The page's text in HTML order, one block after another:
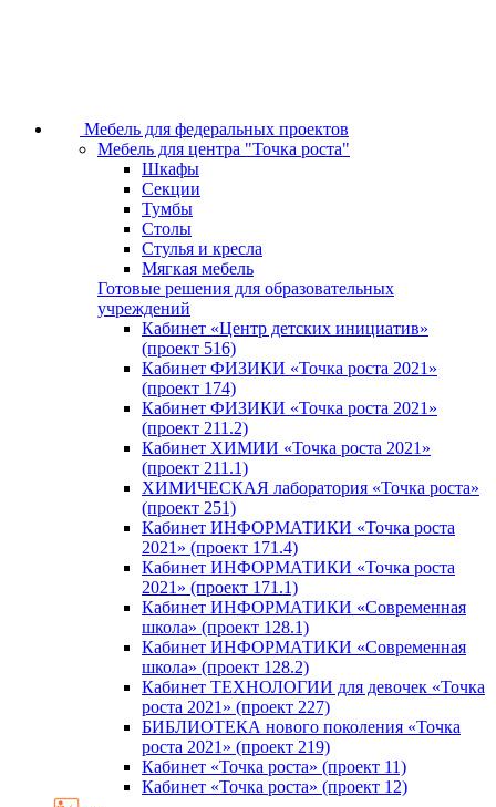
Мебель для федеральных проектов
Мебель для центра "Точка роста"
Шкафы
Секции
Тумбы
Столы
Стулья и кресла
Мягкая мебель
Готовые решения для образовательных
учреждений
Кабинет «Центр детских инициатив»
(проект 516)
Кабинет ФИЗИКИ «Точка роста 2021»
(проект 174)
Кабинет ФИЗИКИ «Точка роста 2021»
(проект 211.2)
Кабинет ХИМИИ «Точка роста 2021»
(проект 211.1)
ХИМИЧЕСКАЯ лаборатория «Точка роста»
(проект 251)
Кабинет ИНФОРМАТИКИ «Точка роста
2021» (проект 171.4)
Кабинет ИНФОРМАТИКИ «Точка роста
2021» (проект 171.1)
Кабинет ИНФОРМАТИКИ «Современная
школа» (проект 128.1)
Кабинет ИНФОРМАТИКИ «Современная
школа» (проект 128.2)
Кабинет ТЕХНОЛОГИИ для девочек «Точка
роста 2021» (проект 227)
БИБЛИОТЕКА нового поколения «Точка
роста 2021» (проект 219)
Кабинет «Точка роста» (проект 11)
Кабинет «Точка роста» (проект 12)